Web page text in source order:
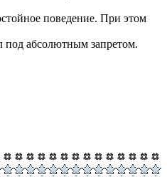
поведение. При этом
под абсолютным запретом.